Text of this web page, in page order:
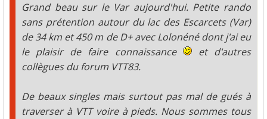
Grand beau sur le Var aujourd'hui. Petite rando
sans prétention autour du lac des Escarcets (Var)
de 34 km et 450 m de D+ avec Lolonéné dont j'ai eu
le plaisir de faire connaissance
et d'autres
collègues du forum VTT83.
De beaux singles mais surtout pas mal de gués à
traverser à VTT voire à pieds. Nous sommes tous